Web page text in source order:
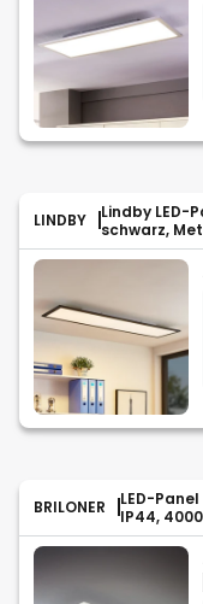
LINDBY
Lindby LED-
schwarz,
BRILONER
LED-
IP44,